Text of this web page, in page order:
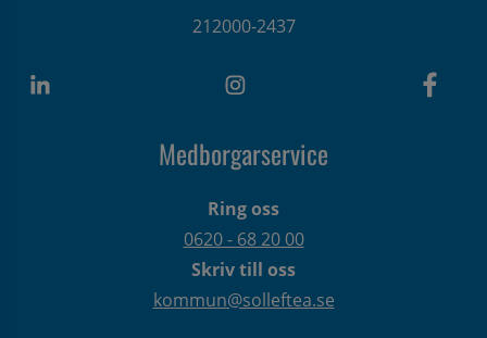
212000-2437
Medborgarservice
Ring oss
0620 - 68 20 00
Skriv till oss
kommun@solleftea.se